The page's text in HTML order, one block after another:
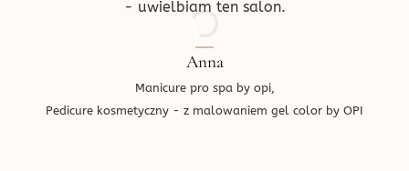
- uwielbiam ten salon.
Anna
Manicure pro spa by opi,
Pedicure kosmetyczny - z malowaniem gel color by OPI